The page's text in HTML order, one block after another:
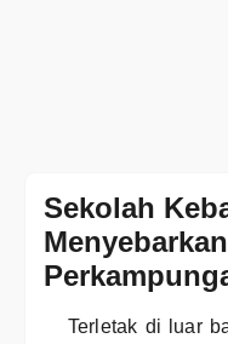
Sekolah
Terletak di luar